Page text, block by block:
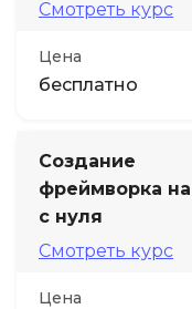
Смотреть курс
Цена
бесплатно
Создание
фреймворка на
с нуля
Смотреть курс
Цена